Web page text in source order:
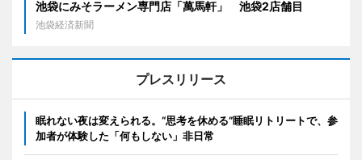
池袋にみそラーメン専門店「萬馬軒」 池袋2店舗目
池袋経済新聞
プレスリリース
眠れない夜は変えられる。“思考を休める”睡眠リトリートで、参
加者が体験した「何もしない」非日常